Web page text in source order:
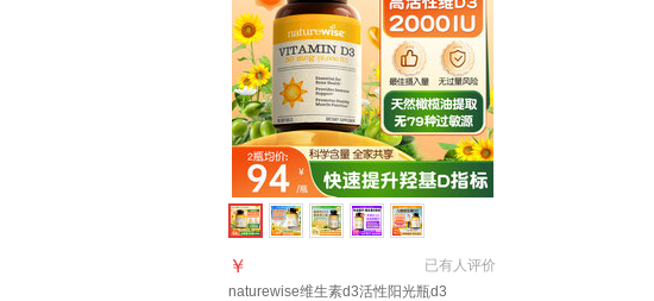
已有人评价
￥
naturewise维生素d3活性阳光瓶d3